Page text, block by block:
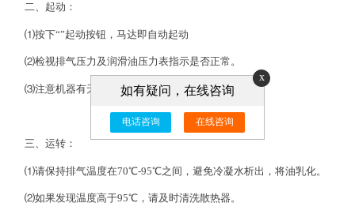
二、起动：
⑴按下“”起动按钮，马达即自动起动
⑵检视排气压力及润滑油压力表指示是否正常。
⑶注意机器有无异常噪声。
三、运转：
⑴请保持排气温度在70℃-95℃之间，避免冷凝水析出，将油乳化。
⑵如果发现温度高于95℃，请及时清洗散热器。
x
如有疑问，在线咨询
电话咨询 在线咨询